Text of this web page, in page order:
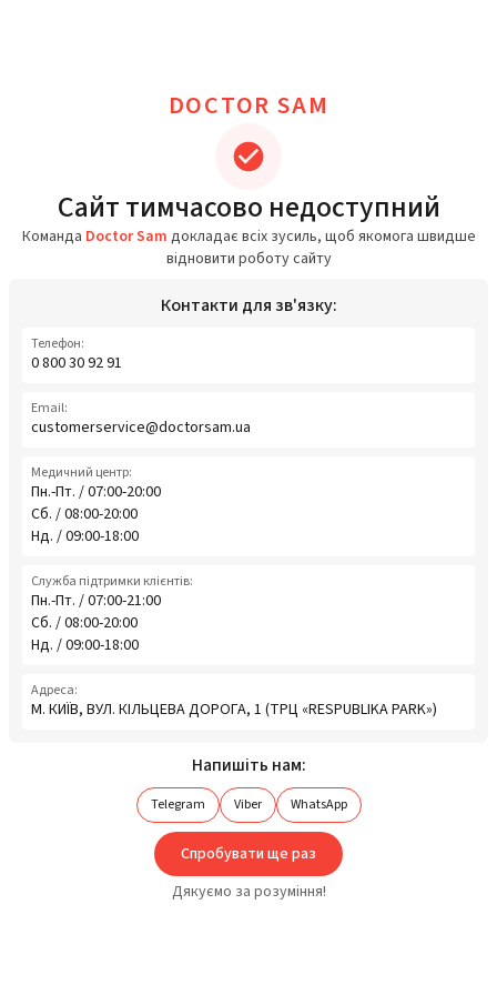
DOCTOR SAM
Сайт тимчасово недоступний
Команда Doctor Sam докладає всіх зусиль, щоб якомога швидше
відновити роботу сайту
Контакти для зв'язку:
Телефон:
0 800 30 92 91
Email:
customerservice@doctorsam.ua
Медичний центр:
Пн.-Пт. / 07:00-20:00
Сб. / 08:00-20:00
Нд. / 09:00-18:00
Служба підтримки клієнтів:
Пн.-Пт. / 07:00-21:00
Сб. / 08:00-20:00
Нд. / 09:00-18:00
Адреса:
М. КИЇВ, ВУЛ. КІЛЬЦЕВА ДОРОГА, 1 (ТРЦ «RESPUBLIKA PARK»)
Напишіть нам:
Telegram Viber WhatsApp
Спробувати ще раз
Дякуємо за розуміння!